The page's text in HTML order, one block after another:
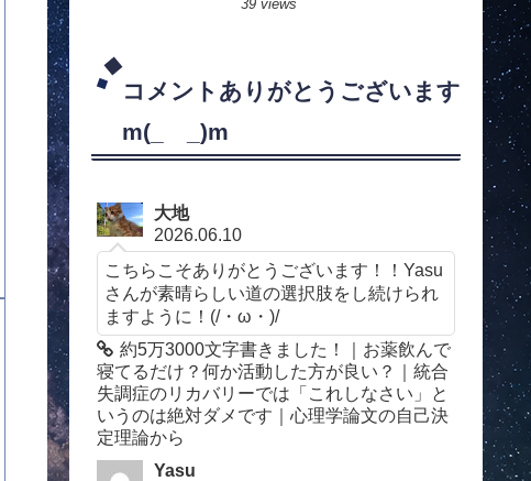
39 views
コメントありがとうございます
m(_ _)m
大地
2026.06.10
こちらこそありがとうございます！！Yasu
さんが素晴らしい道の選択肢をし続けられ
ますように！(/・ω・)/
約5万3000文字書きました！｜お薬飲んで
寝てるだけ？何か活動した方が良い？｜統合
失調症のリカバリーでは「これしなさい」と
いうのは絶対ダメです｜心理学論文の自己決
定理論から
Yasu